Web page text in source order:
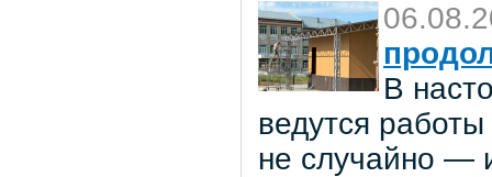
В
ведутся
не случайно —